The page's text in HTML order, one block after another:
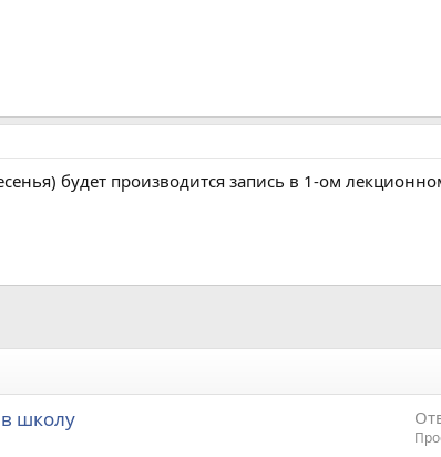
будет производится запись в 1-ом
школу